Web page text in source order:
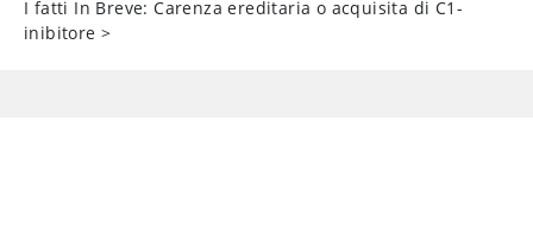
I fatti In Breve: Carenza ereditaria o acquisita di C1-
inibitore >